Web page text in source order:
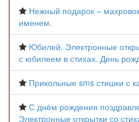
Нежный подарок –
именем.
Юбилей. Электронные
с юбилеем в стихах. День
Прикольные sms стишки с
С днём рождения
Электронные открытки со